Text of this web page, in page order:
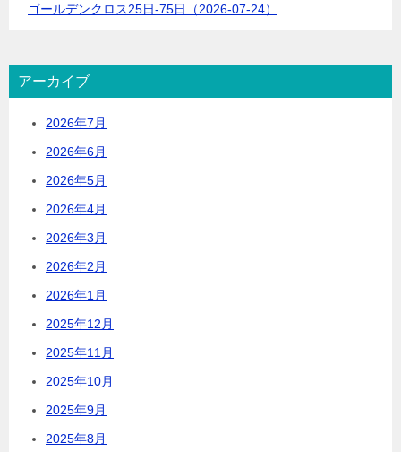
ゴールデンクロス25日-75日（2026-07-24）
アーカイブ
2026年7月
2026年6月
2026年5月
2026年4月
2026年3月
2026年2月
2026年1月
2025年12月
2025年11月
2025年10月
2025年9月
2025年8月